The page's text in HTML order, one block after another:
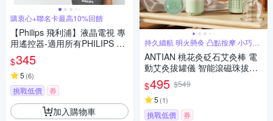
購衷心+聯名卡最高10%回饋
【Philips 飛利浦】液晶電視 專
用遙控器-適用所有PHILIPS 電
視-SRP4000/10
$345
5 (6)
挑戰低價 券
加入購物車
持久續航 明火懸灸 凸點按摩 小巧手
持
ANTIAN 桃花灸砭石艾灸棒 電
動艾灸拔罐儀 智能滾磁珠拔罐
按摩儀 吸罐艾灸器
$495 $549
5 (1)
挑戰低價 券